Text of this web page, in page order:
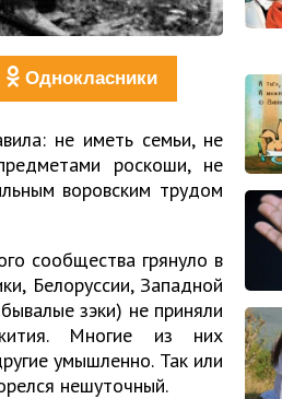
Однокласники
не иметь семьи, не
роскоши, не
воровским трудом
сообщества грянуло в
Белоруссии, Западной
зэки) не приняли
Многие из них
умышленно. Так или
нешуточный.